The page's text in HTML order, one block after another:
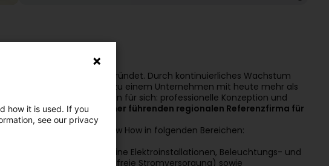
wurde bereits 1929 gegründet. Durch kontinuierliches Wachstum
Electricité Wagner s.a. zu einem Unternehmen mit heute mehr als
der letzten Jahre sprechen für sich: professionelle Konzeption und
Wagner s.a. zu einer führenden regionalen Referenzfirma für
und Dienstleistungs-Know How in folgenden Bereichen:
und umschließt allgemeine Elektroinstallationen, Beleuchtungs- und
Anlagen (unterbrechungsfreie Stromversorgung) sowie
how it is used. If you
see our privacy